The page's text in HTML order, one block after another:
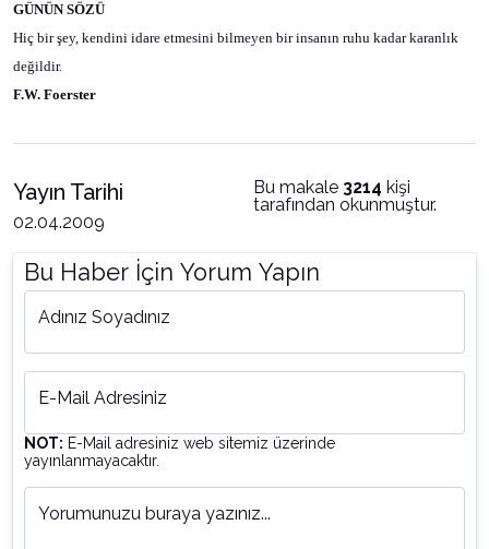
GÜNÜN SÖZÜ
Hiç bir şey, kendini idare etmesini bilmeyen bir insanın ruhu kadar karanlık
değildir.
F.W. Foerster
Yayın Tarihi
02.04.2009
Bu makale 3214 kişi
tarafından okunmuştur.
Bu Haber İçin Yorum Yapın
Adınız Soyadınız
E-Mail Adresiniz
NOT: E-Mail adresiniz web sitemiz üzerinde
yayınlanmayacaktır.
Yorumunuzu buraya yazınız...